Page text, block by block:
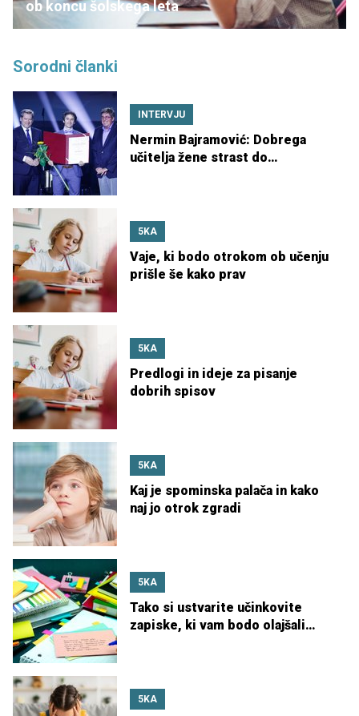
ob koncu šolskega leta
Sorodni članki
INTERVJU
Nermin Bajramović: Dobrega
učitelja žene strast do
5KA
Vaje, ki bodo otrokom ob učenju
prišle še kako prav
5KA
Predlogi in ideje za pisanje
dobrih spisov
5KA
Kaj je spominska palača in kako
naj jo otrok zgradi
5KA
Tako si ustvarite učinkovite
zapiske, ki vam bodo olajšali
5KA